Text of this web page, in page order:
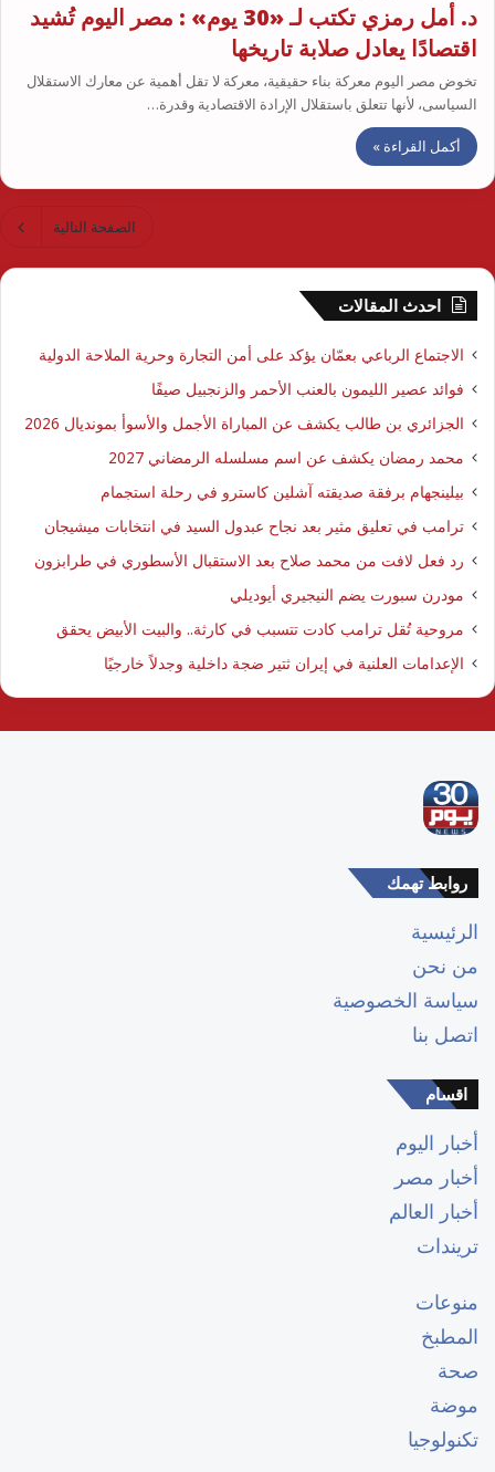
د. أمل رمزي تكتب لـ «30 يوم» : مصر اليوم تُشيد
اقتصادًا يعادل صلابة تاريخها
تخوض مصر اليوم معركة بناء حقيقية، معركة لا تقل أهمية عن معارك الاستقلال
السياسى، لأنها تتعلق باستقلال الإرادة الاقتصادية وقدرة…
أكمل القراءة »
الصفحة التالية
احدث المقالات
الاجتماع الرباعي بعمّان يؤكد على أمن التجارة وحرية الملاحة الدولية
فوائد عصير الليمون بالعنب الأحمر والزنجبيل صيفًا
الجزائري بن طالب يكشف عن المباراة الأجمل والأسوأ بمونديال 2026
محمد رمضان يكشف عن اسم مسلسله الرمضاني 2027
بيلينجهام برفقة صديقته آشلين كاسترو في رحلة استجمام
ترامب في تعليق مثير بعد نجاح عبدول السيد في انتخابات ميشيجان
رد فعل لافت من محمد صلاح بعد الاستقبال الأسطوري في طرابزون
مودرن سبورت يضم النيجيري أيوديلي
مروحية تُقل ترامب كادت تتسبب في كارثة.. والبيت الأبيض يحقق
الإعدامات العلنية في إيران ثتير ضجة داخلية وجدلاً خارجيًا
روابط تهمك
الرئيسية
من نحن
سياسة الخصوصية
اتصل بنا
اقسام
أخبار اليوم
أخبار مصر
أخبار العالم
تريندات
منوعات
المطبخ
صحة
موضة
تكنولوجيا